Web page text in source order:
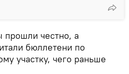
прошли честно, а
бюллетени по
участку, чего раньше